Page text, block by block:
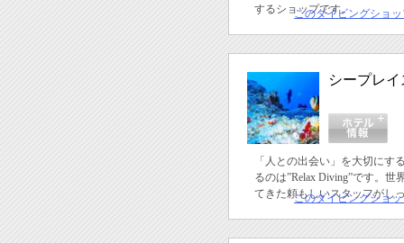
するショップです。
このダイビングショ
シープレイ
「人との出会い」を大切にす
るのは”Relax Diving”です。世
てきた頼もしいスタッフがし
このダイビングショ